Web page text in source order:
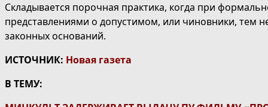
Складывается порочная практика, когда при
представлениями о допустимом, или чиновники, тем
законных оснований.
ИСТОЧНИК: Новая газета
В ТЕМУ: